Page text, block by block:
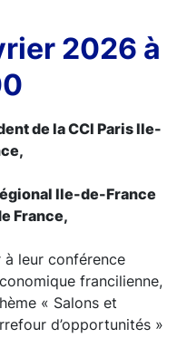
2026 à
de la CCI Paris Ile-
Ile-de-France
France,
leur conférence
francilienne,
« Salons et
d’opportunités »